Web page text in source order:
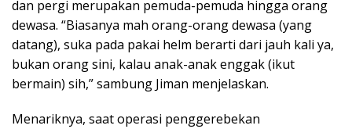
dan pergi merupakan pemuda-pemuda hingga orang
dewasa. “Biasanya mah orang-orang dewasa (yang
datang), suka pada pakai helm berarti dari jauh kali ya,
bukan orang sini, kalau anak-anak enggak (ikut
bermain) sih,” sambung Jiman menjelaskan.
Menariknya, saat operasi penggerebekan